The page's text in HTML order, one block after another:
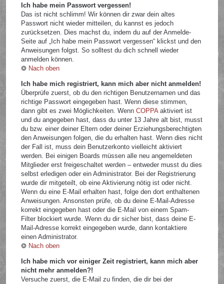
Ich habe mein Passwort vergessen!
Das ist nicht schlimm! Wir können dir zwar dein altes
Passwort nicht wieder mitteilen, du kannst es jedoch
zurücksetzen. Dies machst du, indem du auf der Anmelde-
Seite auf „Ich habe mein Passwort vergessen“ klickst und den
Anweisungen folgst. So solltest du dich schnell wieder
anmelden können.
Nach oben
Ich habe mich registriert, kann mich aber nicht anmelden!
Überprüfe zuerst, ob du den richtigen Benutzernamen und das
richtige Passwort eingegeben hast. Wenn diese stimmen,
dann gibt es zwei Möglichkeiten. WennCOPPAaktiviert ist
und du angegeben hast, dass du unter 13 Jahre alt bist, musst
du bzw. einer deiner Eltern oder deiner Erziehungsberechtigten
den Anweisungen folgen, die du erhalten hast. Wenn dies nicht
der Fall ist, muss dein Benutzerkonto vielleicht aktiviert
werden. Bei einigen Boards müssen alle neu angemeldeten
Mitglieder erst freigeschaltet werden – entweder musst du dies
selbst erledigen oder ein Administrator. Bei der Registrierung
wurde dir mitgeteilt, ob eine Aktivierung nötig ist oder nicht.
Wenn du eine E-Mail erhalten hast, folge den dort enthaltenen
Anweisungen. Ansonsten prüfe, ob du deine E-Mail-Adresse
korrekt eingegeben hast oder die E-Mail von einem Spam-
Filter blockiert wurde. Wenn du dir sicher bist, dass deine E-
Mail-Adresse korrekt eingegeben wurde, dann kontaktiere
einen Administrator.
Nach oben
Ich habe mich vor einiger Zeit registriert, kann mich aber
nicht mehr anmelden?!
Versuche zuerst, die E-Mail zu finden, die dir bei der